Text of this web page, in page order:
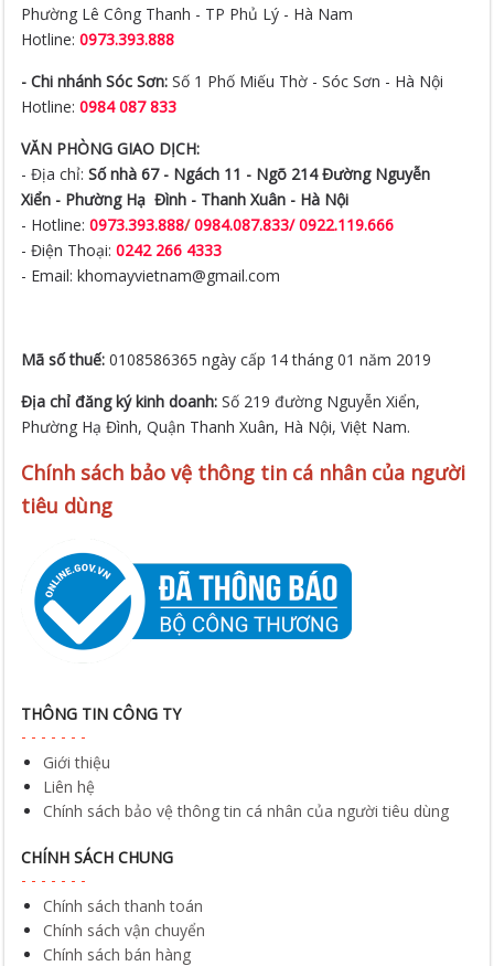
Phường Lê Công Thanh - TP Phủ Lý - Hà Nam
Hotline:0973.393.888
- Chi nhánh Sóc Sơn: Số 1 Phố Miếu Thờ - Sóc Sơn - Hà Nội
Hotline:0984 087 833
VĂN PHÒNG GIAO DỊCH:
- Địa chỉ:Số nhà 67 - Ngách 11 - Ngõ 214 Đường Nguyễn
Xiển - Phường Hạ Đình - Thanh Xuân - Hà Nội
- Hotline:0973.393.888/ 0984.087.833/ 0922.119.666
- Điện Thoại:0242 266 4333
- Email: khomayvietnam@gmail.com
Mã số thuế:0108586365 ngày cấp 14 tháng 01 năm 2019
Địa chỉ đăng ký kinh doanh:Số 219 đường Nguyễn Xiển,
Phường Hạ Đình, Quận Thanh Xuân, Hà Nội, Việt Nam.
Chính sách bảo vệ thông tin cá nhân của người
tiêu dùng
THÔNG TIN CÔNG TY
Giới thiệu
Liên hệ
Chính sách bảo vệ thông tin cá nhân của người tiêu dùng
CHÍNH SÁCH CHUNG
Chính sách thanh toán
Chính sách vận chuyển
Chính sách bán hàng